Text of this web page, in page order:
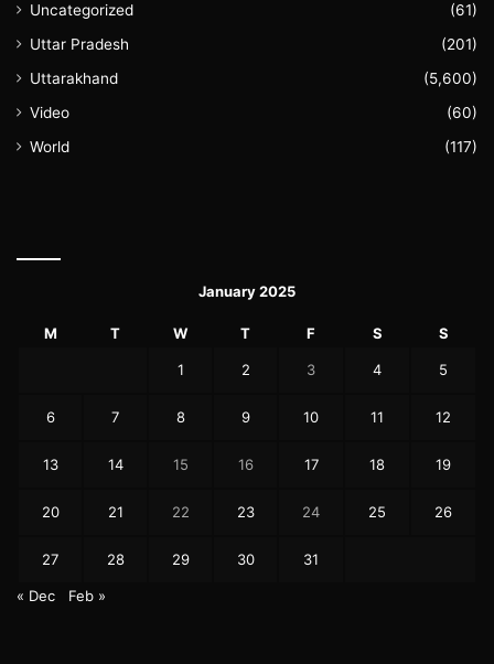
Uncategorized
(61)
Uttar Pradesh
(201)
Uttarakhand
(5,600)
Video
(60)
World
(117)
January 2025
M T W T F S S
1 2 3 4 5
6 7 8 9 10 11 12
13 14 15 16 17 18 19
20 21 22 23 24 25 26
27 28 29 30 31
« Dec Feb »